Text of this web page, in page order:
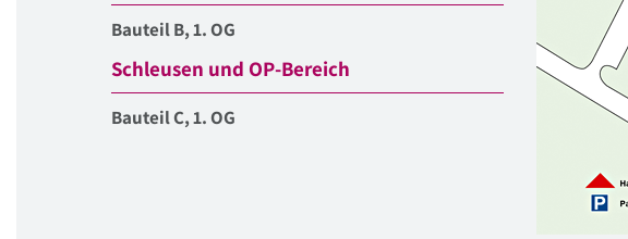
Bauteil B, 1. OG
Schleusen und OP-Bereich
Bauteil C, 1. OG